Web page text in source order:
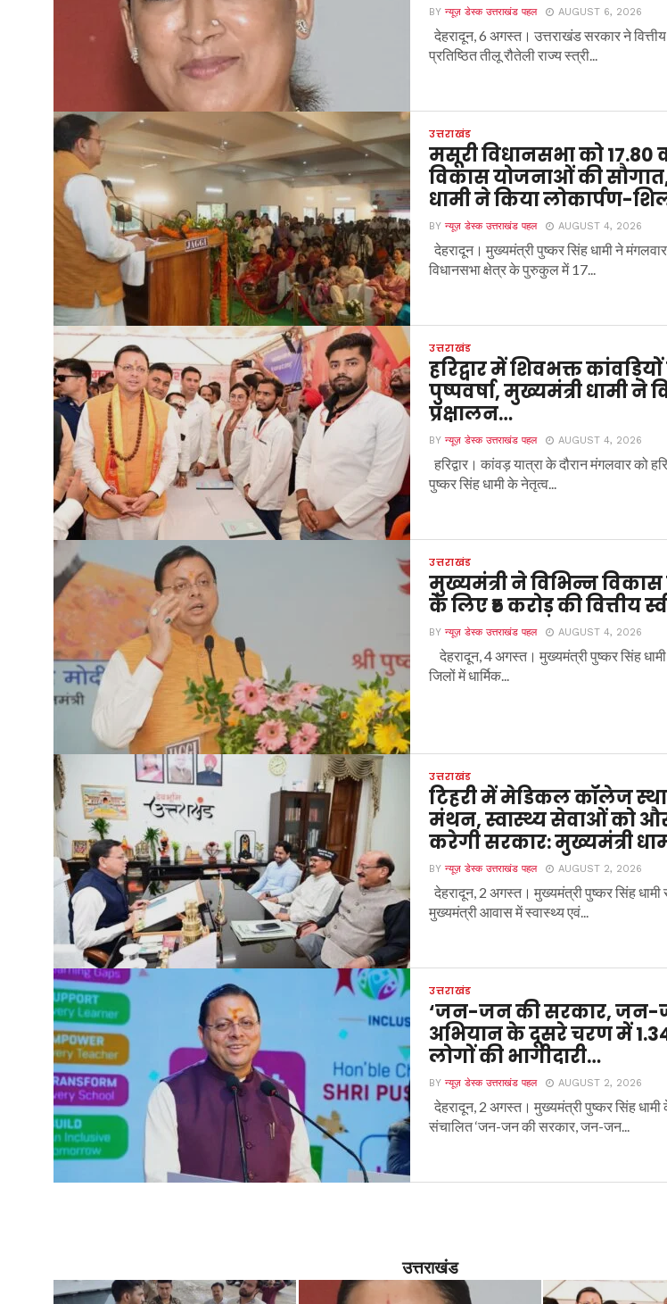
BYन्यूज़ डेस्क उत्तराखंड पहल AUGUST 6, 2026
देहरादून, 6 अगस्त। उत्तराखंड सरकार ने
प्रतिष्ठित तीलू रौतेली राज्य स्त्री...
उत्तराखंड
मसूरी विधानसभा को 17.80
विकास योजनाओं की
धामी ने किया लोकार्पण-
BYन्यूज़ डेस्क उत्तराखंड पहल AUGUST 4, 2026
देहरादून। मुख्यमंत्री पुष्कर सिंह धामी ने
विधानसभा क्षेत्र के पुरुकुल में 17...
उत्तराखंड
हरिद्वार में शिवभक्त
पुष्पवर्षा, मुख्यमंत्री धामी ने
प्रक्षालन…
BYन्यूज़ डेस्क उत्तराखंड पहल AUGUST 4, 2026
हरिद्वार। कांवड़ यात्रा के दौरान मंगलवार को
पुष्कर सिंह धामी के नेतृत्व...
उत्तराखंड
मुख्यमंत्री ने विभिन्न
के लिए ₹5 करोड़ की वित्तीय
BYन्यूज़ डेस्क उत्तराखंड पहल AUGUST 4, 2026
देहरादून, 4 अगस्त। मुख्यमंत्री पुष्कर सिंह धामी
जिलों में धार्मिक...
उत्तराखंड
टिहरी में मेडिकल कॉलेज
मंथन, स्वास्थ्य सेवाओं को
करेगी सरकार: मुख्यमंत्री
BYन्यूज़ डेस्क उत्तराखंड पहल AUGUST 2, 2026
देहरादून, 2 अगस्त। मुख्यमंत्री पुष्कर सिंह धामी
मुख्यमंत्री आवास में स्वास्थ्य एवं...
उत्तराखंड
‘जन-जन की सरकार, जन-
अभियान के दूसरे चरण में
लोगों की भागीदारी…
BYन्यूज़ डेस्क उत्तराखंड पहल AUGUST 2, 2026
देहरादून, 2 अगस्त। मुख्यमंत्री पुष्कर सिंह धामी
संचालित ‘जन-जन की सरकार, जन-जन...
उत्तराखंड